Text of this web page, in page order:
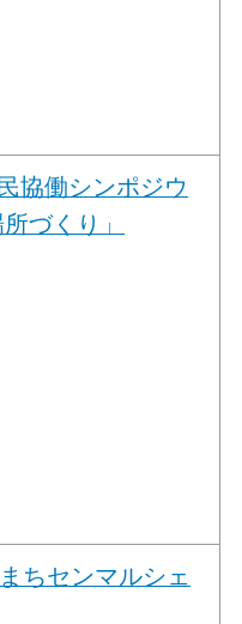
協働シンポジウ
づくり」
ちセンマルシェ